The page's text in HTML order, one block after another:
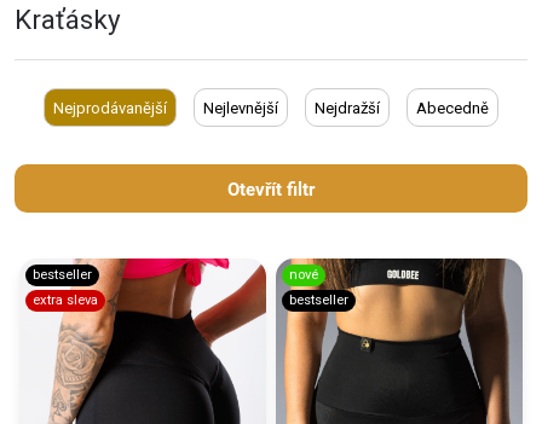
Kraťásky
Nejprodávanější Nejlevnější Nejdražší Abecedně
Otevřít filtr
bestseller
extra sleva
nové
bestseller